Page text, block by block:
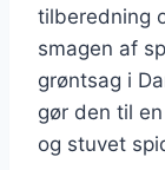
tilberedning
smagen af
grøntsag i
gør den til
og stuvet